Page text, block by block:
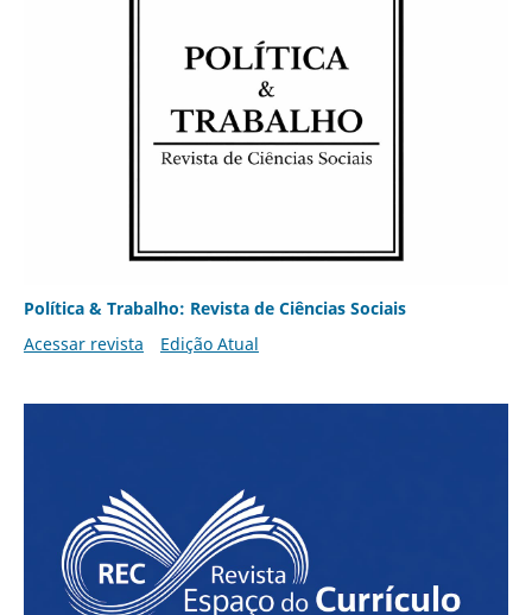
Política & Trabalho: Revista de Ciências Sociais
Acessar revista
Edição Atual